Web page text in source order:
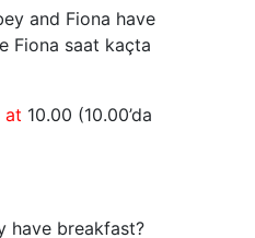
and Fiona have
Fiona saat kaçta
at 10.00 (10.00’da
have breakfast?